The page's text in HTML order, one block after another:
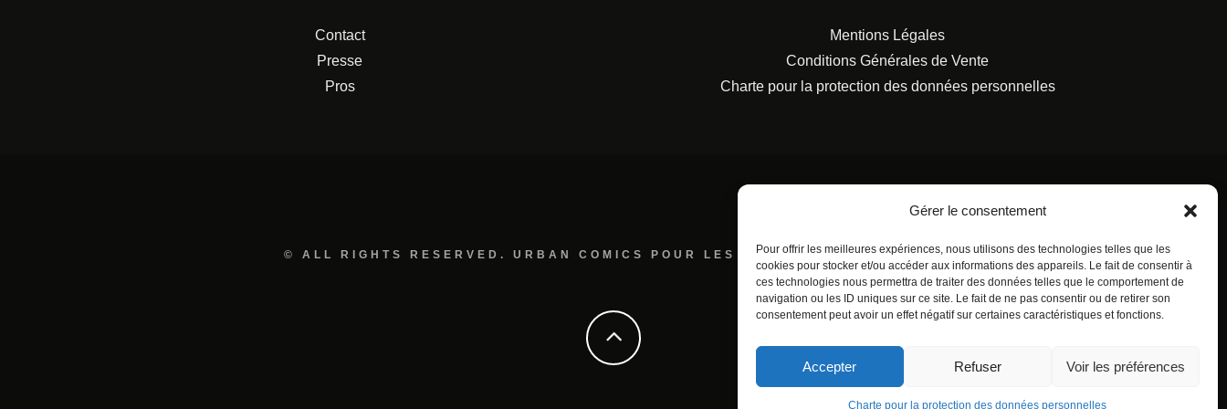
Gérer le consentement
Pour offrir les meilleures expériences, nous utilisons des technologies telles que les
cookies pour stocker et/ou accéder aux informations des appareils. Le fait de consentir à
ces technologies nous permettra de traiter des données telles que le comportement de
navigation ou les ID uniques sur ce site. Le fait de ne pas consentir ou de retirer son
consentement peut avoir un effet négatif sur certaines caractéristiques et fonctions.
Accepter Refuser Voir les préférences
Charte pour la protection des données personnelles
Contact
Presse
Pros
Mentions Légales
Conditions Générales de Vente
Charte pour la protection des données personnelles
© ALL RIGHTS RESERVED. URBAN COMICS POUR LES ÉDITIONS FRANÇAISES.